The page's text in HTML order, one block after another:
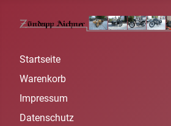
Startseite
Warenkorb
Impressum
Datenschutz